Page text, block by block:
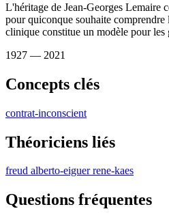
L'héritage de Jean-Georges Lemaire
pour quiconque souhaite
clinique constitue un modèle pour
1927 — 2021
Concepts clés
contrat-inconscient
Théoriciens liés
freud alberto-eiguerrene-kaes
Questions fréquentes